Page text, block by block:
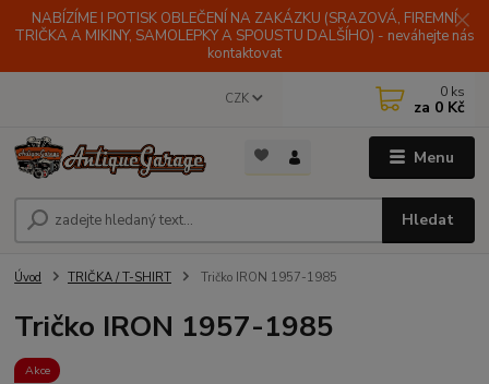
NABÍZÍME I POTISK OBLEČENÍ NA ZAKÁZKU (SRAZOVÁ, FIREMNÍ
TRIČKA A MIKINY, SAMOLEPKY A SPOUSTU DALŠÍHO) - neváhejte nás
kontaktovat
Menu
CZK
Hledat
0 ks
za 0 Kč
Úvod TRIČKA / T-SHIRT Tričko IRON 1957-1985
Tričko IRON 1957-1985
Akce